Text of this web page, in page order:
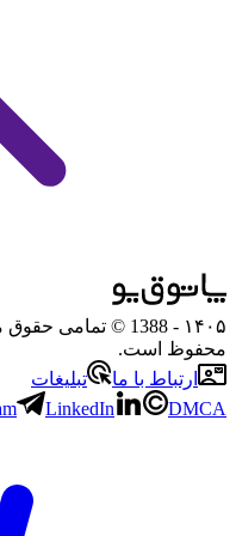
۱۴۰۵
- 1388 © تمامی
محفوظ است.
ارتباط با ما
تبلیغات
LinkedIn DMCA